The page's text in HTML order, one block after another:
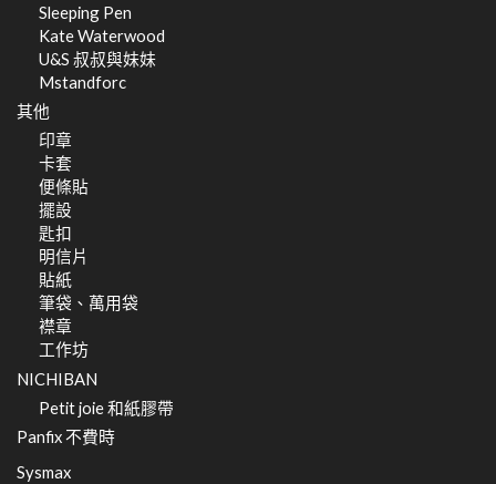
Sleeping Pen
Kate Waterwood
U&S 叔叔與妹妹
Mstandforc
其他
印章
卡套
便條貼
擺設
匙扣
明信片
貼紙
筆袋、萬用袋
襟章
工作坊
NICHIBAN
Petit joie 和紙膠帶
Panfix 不費時
Sysmax